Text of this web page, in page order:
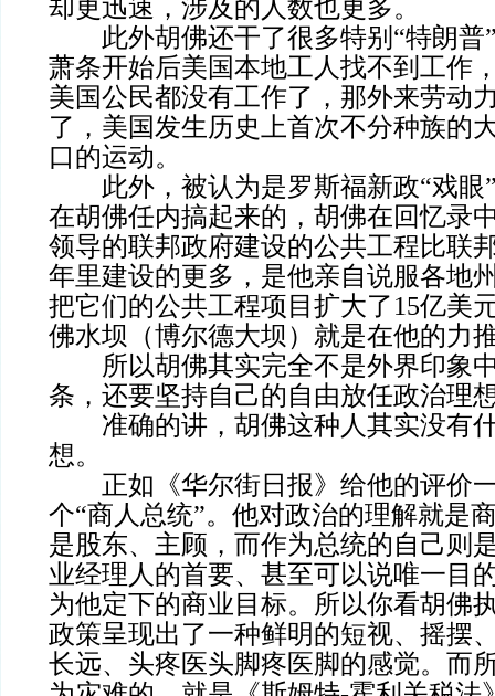
却更迅速，涉及的人数也更多。
此外胡佛还干了很多特别“特朗
萧条开始后美国本地工人找不到工作
美国公民都没有工作了，那外来劳动
了，美国发生历史上首次不分种族的
口的运动。
此外，被认为是罗斯福新政“戏眼
在胡佛任内搞起来的，胡佛在回忆录
领导的联邦政府建设的公共工程比联
年里建设的更多，是他亲自说服各地
把它们的公共工程项目扩大了15亿美
佛水坝（博尔德大坝）就是在他的力
所以胡佛其实完全不是外界印象
条，还要坚持自己的自由放任政治
准确的讲，胡佛这种人其实没有
想。
正如《华尔街日报》给他的评价
个“商人总统”。他对政治的理解就是
是股东、主顾，而作为总统的自己则
业经理人的首要、甚至可以说唯一目
为他定下的商业目标。所以你看胡佛
政策呈现出了一种鲜明的短视、摇摆
长远、头疼医头脚疼医脚的感觉。而